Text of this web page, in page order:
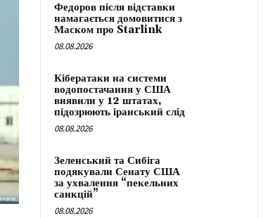
Федоров після відставки
намагається домовитися з
Маском про Starlink
08.08.2026
Кібератаки на системи
водопостачання у США
виявили у 12 штатах,
підозрюють іранський слід
08.08.2026
Зеленський та Сибіга
подякували Сенату США
за ухвалення “пекельних
санкцій”
08.08.2026